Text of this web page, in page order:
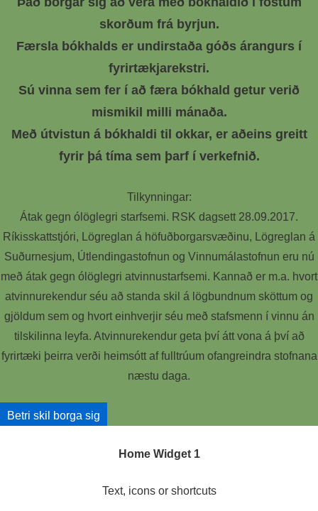
skorðum frá byrjun.
Færsla bókhalds er undirstaða góðs árangurs í
fyrirtækjarekstri.
Sú vinna sem fer í að færa bókhald getur verið
mismikil milli mánaða.
Með útvistun á bókhaldi til okkar, er aðeins greitt
fyrir þá tíma sem þarf í verkefnið.
Tilkynningar:
Átak gegn ólöglegri starfsemi. RSK dagsett 28.09.2017.
Ríkisskattstjóri, Lögreglan á höfuðborgarsvæðinu, Lögreglan á
Suðurnesjum, Útlendingastofnun og Vinnumálastofnun eru nú
með átak gegn ólöglegri atvinnustarfsemi. Kannað er m.a. hvort
atvinnurekendur séu að standa skil á lögbundnum sköttum og
gjöldum sem og hvort einhverjir séu með stafsmenn í vinnu án
tilskilinna leyfa. Atvinnurekendur geta því átt vona á því að
fyrirtæki þeirra verði heimsótt af fulltrúum ofangreindra stofnana
næstu daga.
Betri skil borga sig
Home Widget 1
Text, icons or shortcuts